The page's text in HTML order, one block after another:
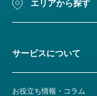
エリアから探す
サービスについて
お役立ち情報・コラム